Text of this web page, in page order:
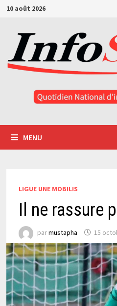
Passer
contenu
10 août 2026
MENU
LIGUE UNE MOBILIS
Il ne rassure
parmustapha 15